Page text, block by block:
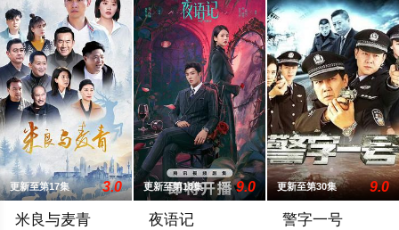
更新至第17集 3.0
米良与麦青
更新至第18集 9.0
夜语记
更新至第30集 9.0
警字一号